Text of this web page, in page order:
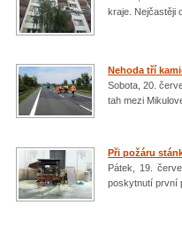
kraje. Nejčastěji
Nehoda tří
Sobota, 20.
tah mezi
Při požáru
Pátek, 19.
poskytnutí první